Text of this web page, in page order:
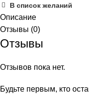
В список желаний
Описание
Отзывы (0)
Отзывы
Отзывов пока нет.
Будьте первым, кто